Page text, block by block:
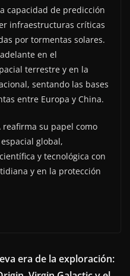
capacidad de predicción
infraestructuras críticas
por tormentas solares.
en el
terrestre y en la
sentando las bases
entre Europa y China.
reafirma su papel como
global,
y tecnológica con
y en la protección
era de la exploración: